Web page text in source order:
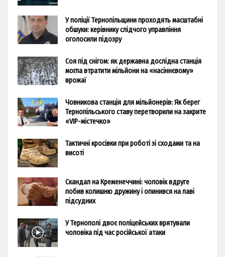
У поліції Тернопільщини проходять масштабні
обшуки: керівнику слідчого управління
оголосили підозру
Соя під снігом: як державна дослідна станція
могла втратити мільйони на «насіннєвому»
врожаї
Човникова станція для мільйонерів: Як берег
Тернопільського ставу перетворили на закрите
«VIP-містечко»
Тактичні кросівки при роботі зі сходами та на
висоті
Скандал на Кременеччині: чоловік вдруге
побив колишню дружину і опинився на лаві
підсудних
У Тернополі двоє поліцейських врятували
чоловіка під час російської атаки